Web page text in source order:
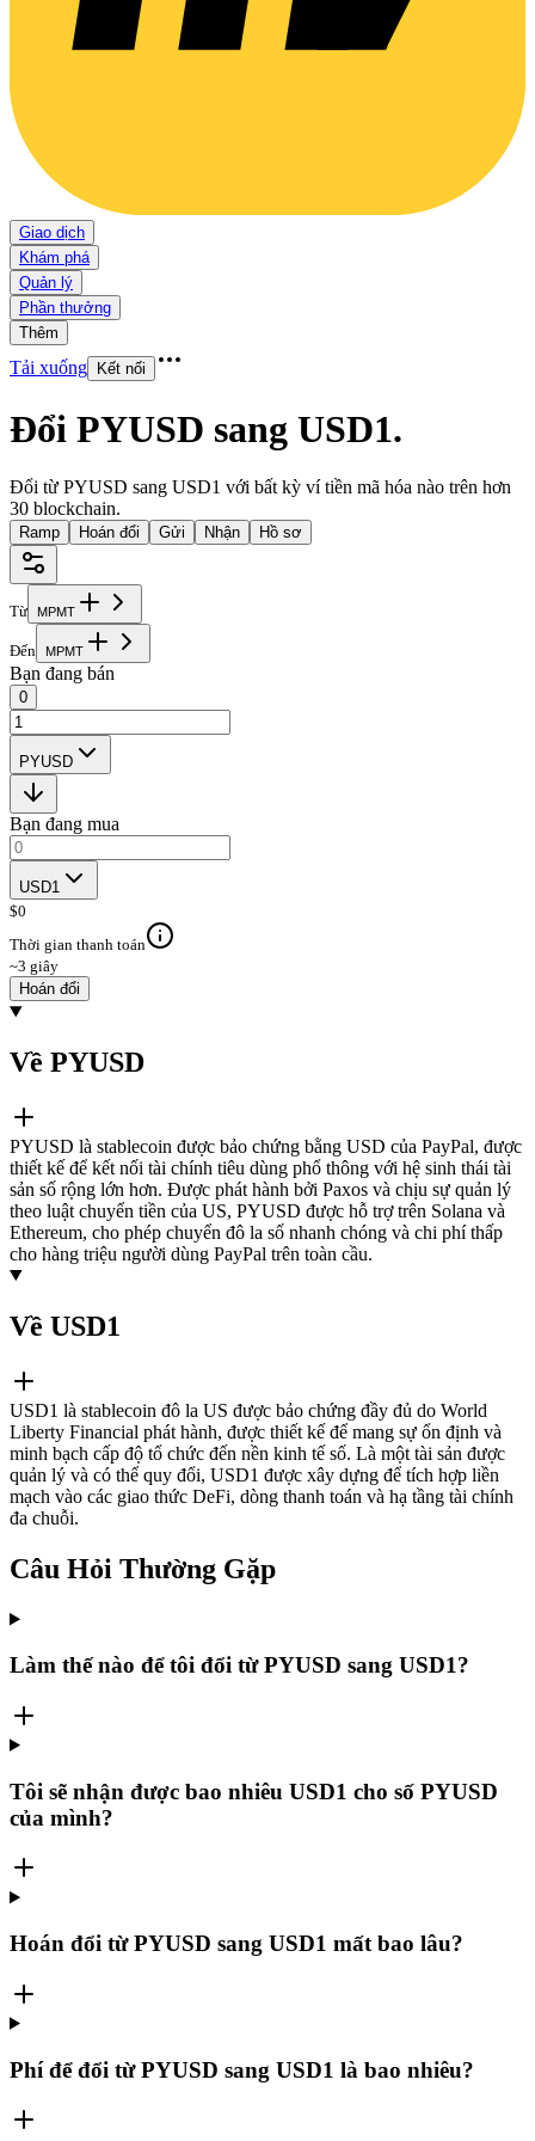
Giao dịch
Khám phá
Quản lý
Phần thưởng
Thêm
Tải xuống Kết nối
Đổi PYUSD sang USD1.
Đổi từ PYUSD sang USD1 với bất kỳ ví tiền mã hóa nào trên hơn
30 blockchain.
Ramp Hoán đổi Gửi Nhận Hồ sơ
Từ MPMT
Đến MPMT
Bạn đang bán
0
PYUSD
Bạn đang mua
USD1
$0
Thời gian thanh toán
~3 giây
Hoán đổi
Về PYUSD
PYUSD là stablecoin được bảo chứng bằng USD của PayPal, được
thiết kế để kết nối tài chính tiêu dùng phổ thông với hệ sinh thái tài
sản số rộng lớn hơn. Được phát hành bởi Paxos và chịu sự quản lý
theo luật chuyển tiền của US, PYUSD được hỗ trợ trên Solana và
Ethereum, cho phép chuyển đô la số nhanh chóng và chi phí thấp
cho hàng triệu người dùng PayPal trên toàn cầu.
Về USD1
USD1 là stablecoin đô la US được bảo chứng đầy đủ do World
Liberty Financial phát hành, được thiết kế để mang sự ổn định và
minh bạch cấp độ tổ chức đến nền kinh tế số. Là một tài sản được
quản lý và có thể quy đổi, USD1 được xây dựng để tích hợp liền
mạch vào các giao thức DeFi, dòng thanh toán và hạ tầng tài chính
đa chuỗi.
Câu Hỏi Thường Gặp
Làm thế nào để tôi đổi từ PYUSD sang USD1?
Tôi sẽ nhận được bao nhiêu USD1 cho số PYUSD
của mình?
Hoán đổi từ PYUSD sang USD1 mất bao lâu?
Phí để đổi từ PYUSD sang USD1 là bao nhiêu?